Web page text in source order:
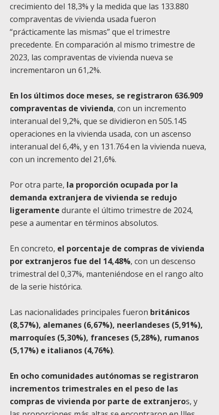
crecimiento del 18,3% y la medida que las 133.880
compraventas de vivienda usada fueron
“prácticamente las mismas” que el trimestre
precedente. En comparación al mismo trimestre de
2023, las compraventas de vivienda nueva se
incrementaron un 61,2%.
En los últimos doce meses, se registraron 636.909
compraventas de vivienda, con un incremento
interanual del 9,2%, que se dividieron en 505.145
operaciones en la vivienda usada, con un ascenso
interanual del 6,4%, y en 131.764 en la vivienda nueva,
con un incremento del 21,6%.
Por otra parte, la proporción ocupada por la
demanda extranjera de vivienda se redujo
ligeramente durante el último trimestre de 2024,
pese a aumentar en términos absolutos.
En concreto, el porcentaje de compras de vivienda
por extranjeros fue del 14,48%, con un descenso
trimestral del 0,37%, manteniéndose en el rango alto
de la serie histórica.
Las nacionalidades principales fueron británicos
(8,57%), alemanes (6,67%), neerlandeses (5,91%),
marroquíes (5,30%), franceses (5,28%), rumanos
(5,17%) e italianos (4,76%).
En ocho comunidades autónomas se registraron
incrementos trimestrales en el peso de las
compras de vivienda por parte de extranjeros, y